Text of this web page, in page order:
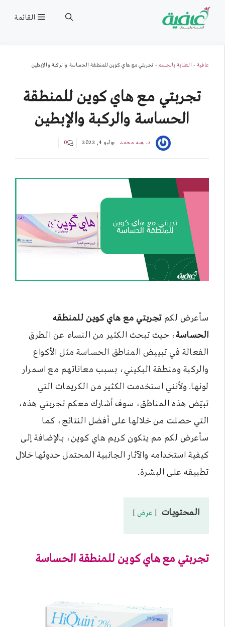
انتقل
القائمة
عافية - العناية بالجسم - تجربتي مع هاي كوين للمنطقة الحساسة والركبة والإبطين
تجربتي مع هاي كوين للمنطقة
الحساسة والركبة والإبطين
د. هبه محمد يوليو 4, 2022 0
سأعرض لكم تجربتي مع هاي كوين للمنطقه
الحساسة، حيث تبحث الكثير من النساء عن الطرق
الفعالة في تبييض المناطق الحساسة مثل الأكواع
والركبة ومنطقة البكيني، بسبب معاناتهم مع اسمرار
لونها. ولأنني استخدمت الكثير من الكريمات التي
تبيّض هذه المناطق، سوف أشارك معكم تجربتي هذه،
التي حصلت من خلالها على أفضل النتائج، كما
سأعرض لكم مم يتكون كريم هاي كوين، بالإضافة إلى
كيفية استخدامه والآثار الجانبية المحتمل حدوثها خلال
تطبيقه على البشرة.
المحتويات عرض
تجربتي مع هاي كوين للمنطقة الحساسة